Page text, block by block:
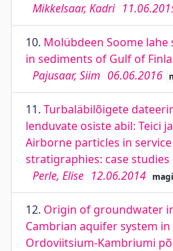
Mikkelsaar, Kadri
10. Molübdeen Soome
in sediments of Gulf of
Pajusaar, Siim 06.06.2016
11. Turbaläbilõigete
lenduvate osiste abil: Teici
Airborne particles in
stratigraphies: case studies
Perle, Elise 12.06.2014
12. Origin of groundwater
Cambrian aquifer system in
Ordoviitsium-Kambriumi